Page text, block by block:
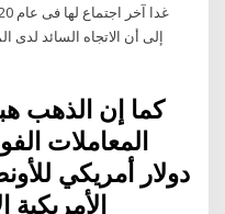
إلى أن الاتجاه السائد لدى
دولار أمريكي